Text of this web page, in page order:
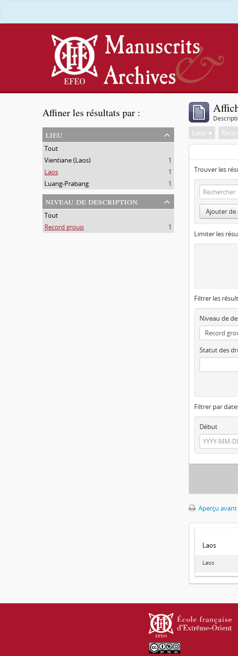
Affiner les résultats par :
lieu
Tout
Vientiane (Laos)
1
Laos
1
Luang-Prabang
1
niveau de description
Tout
Record group
1
Laos
Trouver les
Ajouter de
Limiter les
Filtrer les
Niveau de
Statut des
Filtrer par
Début
Aperçu
Laos
Laos